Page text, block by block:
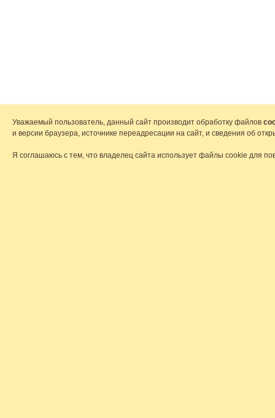
Уважаемый пользователь, данный сайт производит обработку файлов
и версии браузера, источнике переадресации на сайт, и сведения об
Я соглашаюсь с тем, что владелец сайта использует файлы cookie для